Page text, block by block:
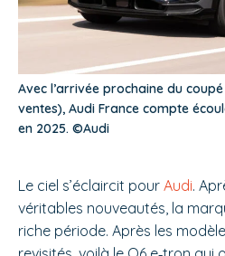
Avec l’arrivée prochaine du
ventes), Audi France compte
en 2025. ©Audi
Le ciel s’éclaircit pour Audi.
véritables nouveautés, la
riche période. Après les